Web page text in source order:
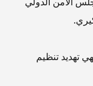
تهديد تنظيم